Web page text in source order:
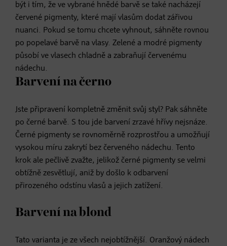
být i tím, že ve vybrané hnědé barvě se také nacházejí
červené pigmenty, které mají vlasům dodat zářivou
nuanci. Pokud se tomu chcete vyhnout, sáhněte rovnou
po popelavé barvě na vlasy. Zelené a modré pigmenty
působí ve vlasech chladně a zabraňují červenému
nádechu.
Barvení na černo
Jste připravení kompletně změnit svůj styl? Pak sáhněte
po černé barvě. S tou jde barvení zrzavé hřívy nejsnáze.
Černé pigmenty se rovnoměrně rozprostřou a umožňují
vysokou míru zakrytí bez červeného nádechu. Tento
krok ale pečlivě zvažte, jelikož černé pigmenty se velmi
obtížně zesvětlují, aniž by došlo k odbarvení
přirozeného odstínu vlasů a jejich zatížení.
Barvení na blond
Tato varianta je ze všech nejobtížnější. Oranžový nádech